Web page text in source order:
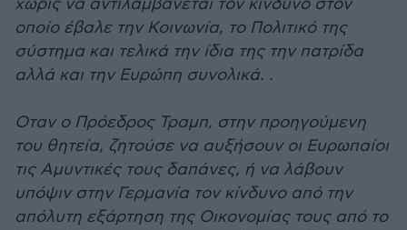
χωρίς να αντιλαμβάνεται τον κίνδυνο στον
οποίο έβαλε την Κοινωνία, το Πολιτικό της
σύστημα και τελικά την ίδια της την πατρίδα
αλλά και την Ευρώπη συνολικά. .
Οταν ο Πρόεδρος Τραμπ, στην προηγούμενη
του θητεία, ζητούσε να αυξήσουν οι Ευρωπαίοι
τις Αμυντικές τους δαπάνες, ή να λάβουν
υπόψιν στην Γερμανία τον κίνδυνο από την
απόλυτη εξάρτηση της Οικονομίας τους από το